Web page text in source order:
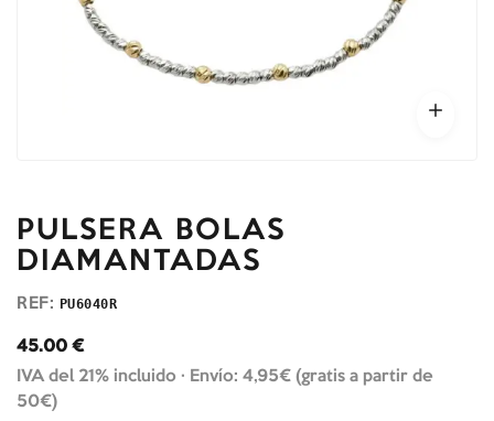
PULSERA BOLAS
DIAMANTADAS
REF: PU6040R
45.00 €
IVA del 21% incluido · Envío: 4,95€ (gratis a partir de
50€)